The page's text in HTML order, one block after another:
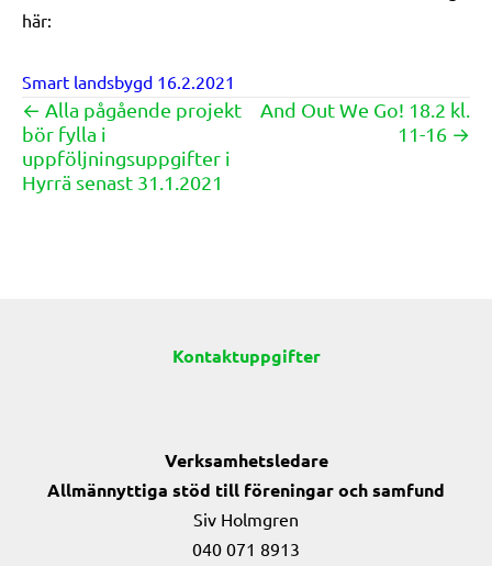
här:
Smart landsbygd 16.2.2021
Posts
navigation
← Alla pågående projekt
bör fylla i
uppföljningsuppgifter i
Hyrrä senast 31.1.2021
And Out We Go! 18.2 kl.
11-16 →
Kontaktuppgifter
Verksamhetsledare
Allmännyttiga stöd till föreningar och samfund
Siv Holmgren
040 071 8913